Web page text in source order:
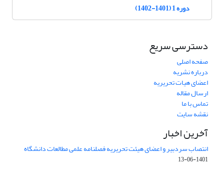
دوره 1 (1401-1402)
دسترسی سریع
صفحه اصلی
درباره نشریه
اعضای هیات تحریریه
ارسال مقاله
تماس با ما
نقشه سایت
آخرین اخبار
انتصاب سردبیر و اعضای هیئت تحریریه فصلنامه علمی مطالعات دانشگاه
1401-06-13